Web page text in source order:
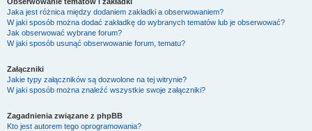
Jaka jest różnica między dodaniem zakładki a obserwowaniem?
W jaki sposób można dodać zakładkę do wybranych tematów lub je obserwować?
Jak obserwować wybrane forum?
W jaki sposób usunąć obserwowanie forum, tematu?
Załączniki
Jakie typy załączników są dozwolone na tej witrynie?
W jaki sposób można znaleźć wszystkie swoje załączniki?
Zagadnienia związane z phpBB
Kto jest autorem tego oprogramowania?